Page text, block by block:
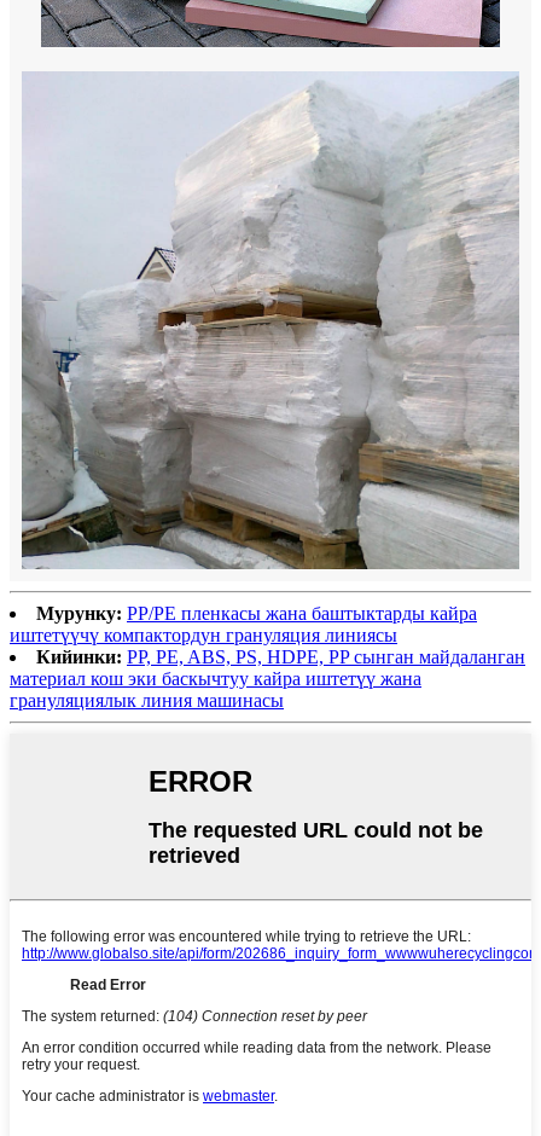
Мурунку: PP/PE пленкасы жана баштыктарды кайра
иштетүүчү компактордун грануляция линиясы
Кийинки: PP, PE, ABS, PS, HDPE, PP сынган майдаланган
материал кош эки баскычтуу кайра иштетүү жана
грануляциялык линия машинасы